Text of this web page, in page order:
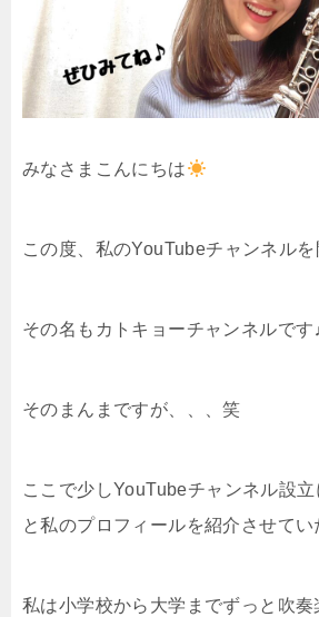
みなさまこんにちは
この度、私のYouTubeチャンネル
その名もカトキョーチャンネルです
そのまんまですが、、、笑
ここで少しYouTubeチャンネル設
と私のプロフィールを紹介させてい
私は小学校から大学までずっと吹奏